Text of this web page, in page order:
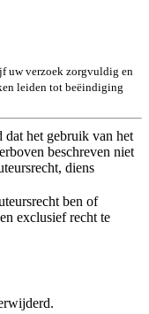
uw verzoek zorgvuldig en
leiden tot beëindiging
het gebruik van het
beschreven niet
diens
ben of
exclusief recht te